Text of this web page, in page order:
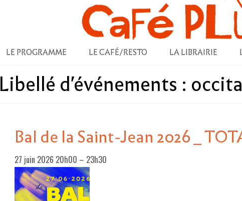
LE PROGRAMME LE CAFÉ/RESTO LA LIBRAIRIE
Libellé d'événements :
Bal de la Saint-Jean 2026 _
27 juin 2026 20h00 – 23h30